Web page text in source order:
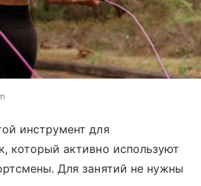
инструмент для
который активно используют
Для занятий не нужны